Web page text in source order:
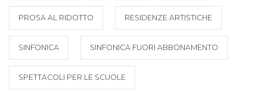
PROSA AL RIDOTTO RESIDENZE ARTISTICHE
SINFONICA SINFONICA FUORI ABBONAMENTO
SPETTACOLI PER LE SCUOLE